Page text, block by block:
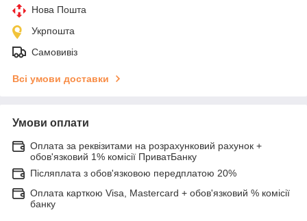
Нова Пошта
Укрпошта
Самовивіз
Всі умови доставки
Умови оплати
Оплата за реквізитами на розрахунковий рахунок +
обов'язковий 1% комісії ПриватБанку
Післяплата з обов'язковою передплатою 20%
Оплата карткою Visa, Mastercard + обов'язковий % комісії
банку